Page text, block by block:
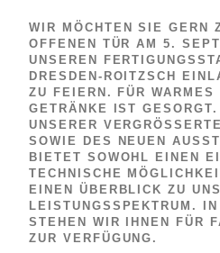
WIR MÖCHTEN SIE GERN
OFFENEN TÜR AM 5.
UNSEREN
DRESDEN-ROITZSCH
ZU FEIERN. FÜR WARMES
GETRÄNKE IST
UNSERER
OWIE DES NEUEN
IETET SOWOHL EINEN
ECHNISCHE
INEN ÜBERBLICK ZU
EISTUNGSSPEKTRUM. IN
TEHEN WIR IHNEN FÜR
UR VERFÜGUNG.